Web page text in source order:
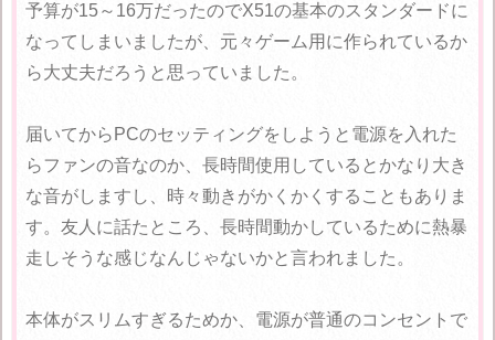
予算が15～16万だったのでX51の基本のスタンダードに
なってしまいましたが、元々ゲーム用に作られているか
ら大丈夫だろうと思っていました。
届いてからPCのセッティングをしようと電源を入れた
らファンの音なのか、長時間使用しているとかなり大き
な音がしますし、時々動きがかくかくすることもありま
す。友人に話たところ、長時間動かしているために熱暴
走しそうな感じなんじゃないかと言われました。
本体がスリムすぎるためか、電源が普通のコンセントで